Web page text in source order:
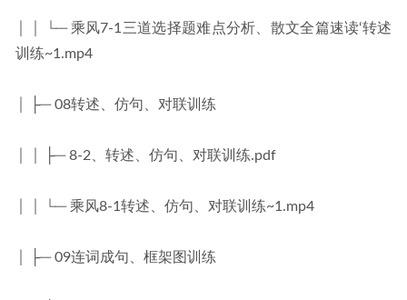
│ │ └─ 乘风7-1三道选择题难点分析、散文全篇速读‘转述
训练~1.mp4
│ ├─ 08转述、仿句、对联训练
│ │ ├─ 8-2、转述、仿句、对联训练.pdf
│ │ └─ 乘风8-1转述、仿句、对联训练~1.mp4
│ ├─ 09连词成句、框架图训练